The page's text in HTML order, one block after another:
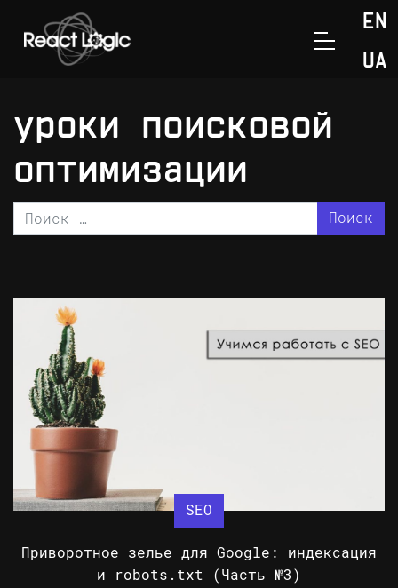
Перейти к содержанию
EN
UA
Главная>
уроки поисковой
оптимизации
Поиск
SEO
Приворотное зелье для Google: индексация
и robots.txt (Часть №3)